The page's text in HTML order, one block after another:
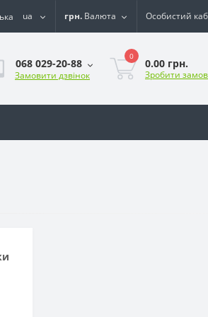
ua грн. Валюта Особистий
068 029-20-88
Замовити дзвінок
0
0.00 грн.
Зробити